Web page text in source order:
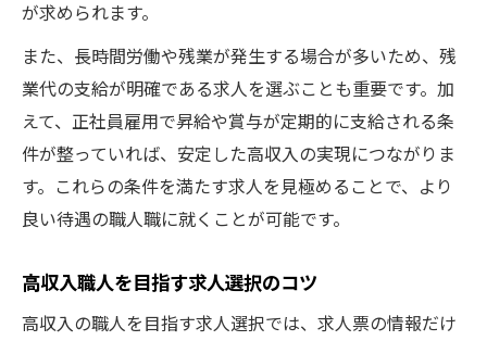
が求められます。
また、長時間労働や残業が発生する場合が多いため、残
業代の支給が明確である求人を選ぶことも重要です。加
えて、正社員雇用で昇給や賞与が定期的に支給される条
件が整っていれば、安定した高収入の実現につながりま
す。これらの条件を満たす求人を見極めることで、より
良い待遇の職人職に就くことが可能です。
高収入職人を目指す求人選択のコツ
高収入の職人を目指す求人選択では、求人票の情報だけ